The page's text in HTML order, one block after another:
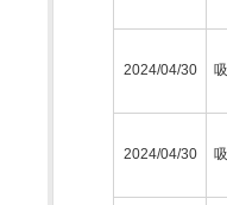
2024/04/30
2024/04/30